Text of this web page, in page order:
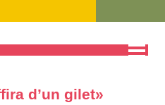
d’un gilet»